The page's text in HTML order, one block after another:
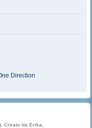
Direction
Creato da Erika.